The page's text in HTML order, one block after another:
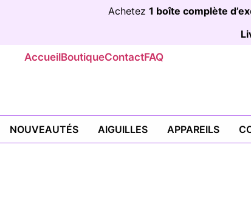
Achetez 1 boîte complète
AccueilBoutiqueContactFAQ
NOUVEAUTÉS AIGUILLES APPAREILS